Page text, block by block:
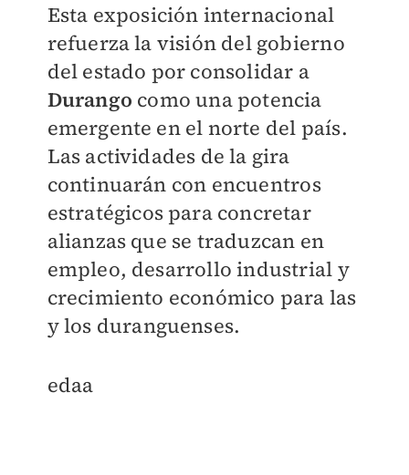
Esta exposición internacional
refuerza la visión del gobierno
del estado por consolidar a
Durango como una potencia
emergente en el norte del país.
Las actividades de la gira
continuarán con encuentros
estratégicos para concretar
alianzas que se traduzcan en
empleo, desarrollo industrial y
crecimiento económico para las
y los duranguenses.
edaa